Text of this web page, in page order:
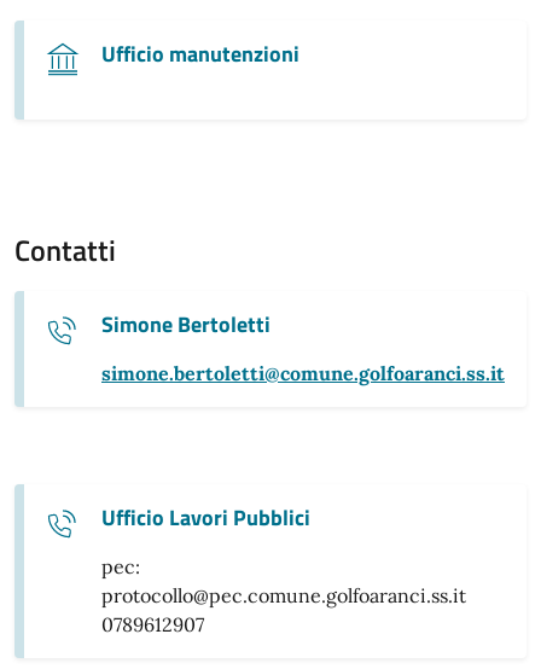
Ufficio manutenzioni
Contatti
Simone Bertoletti
simone.bertoletti@comune.golfoaranci.ss.it
Ufficio Lavori Pubblici
pec:
protocollo@pec.comune.golfoaranci.ss.it
0789612907